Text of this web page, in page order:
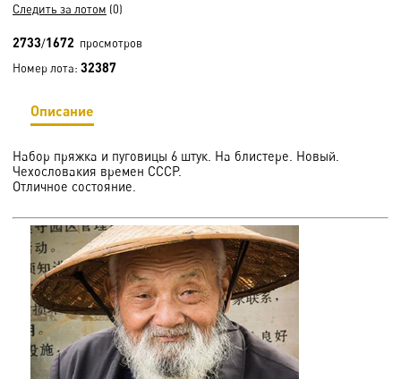
Следить за лотом (0)
2733/1672 просмотров
Номер лота: 32387
Описание
Набор пряжка и пуговицы 6 штук. На блистере. Новый.
Чехословакия времен СССР.
Отличное состояние.